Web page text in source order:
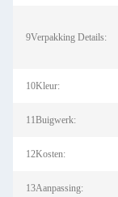
9Verpakking Details:
10Kleur:
11Buigwerk:
12Kosten:
13Aanpassing: